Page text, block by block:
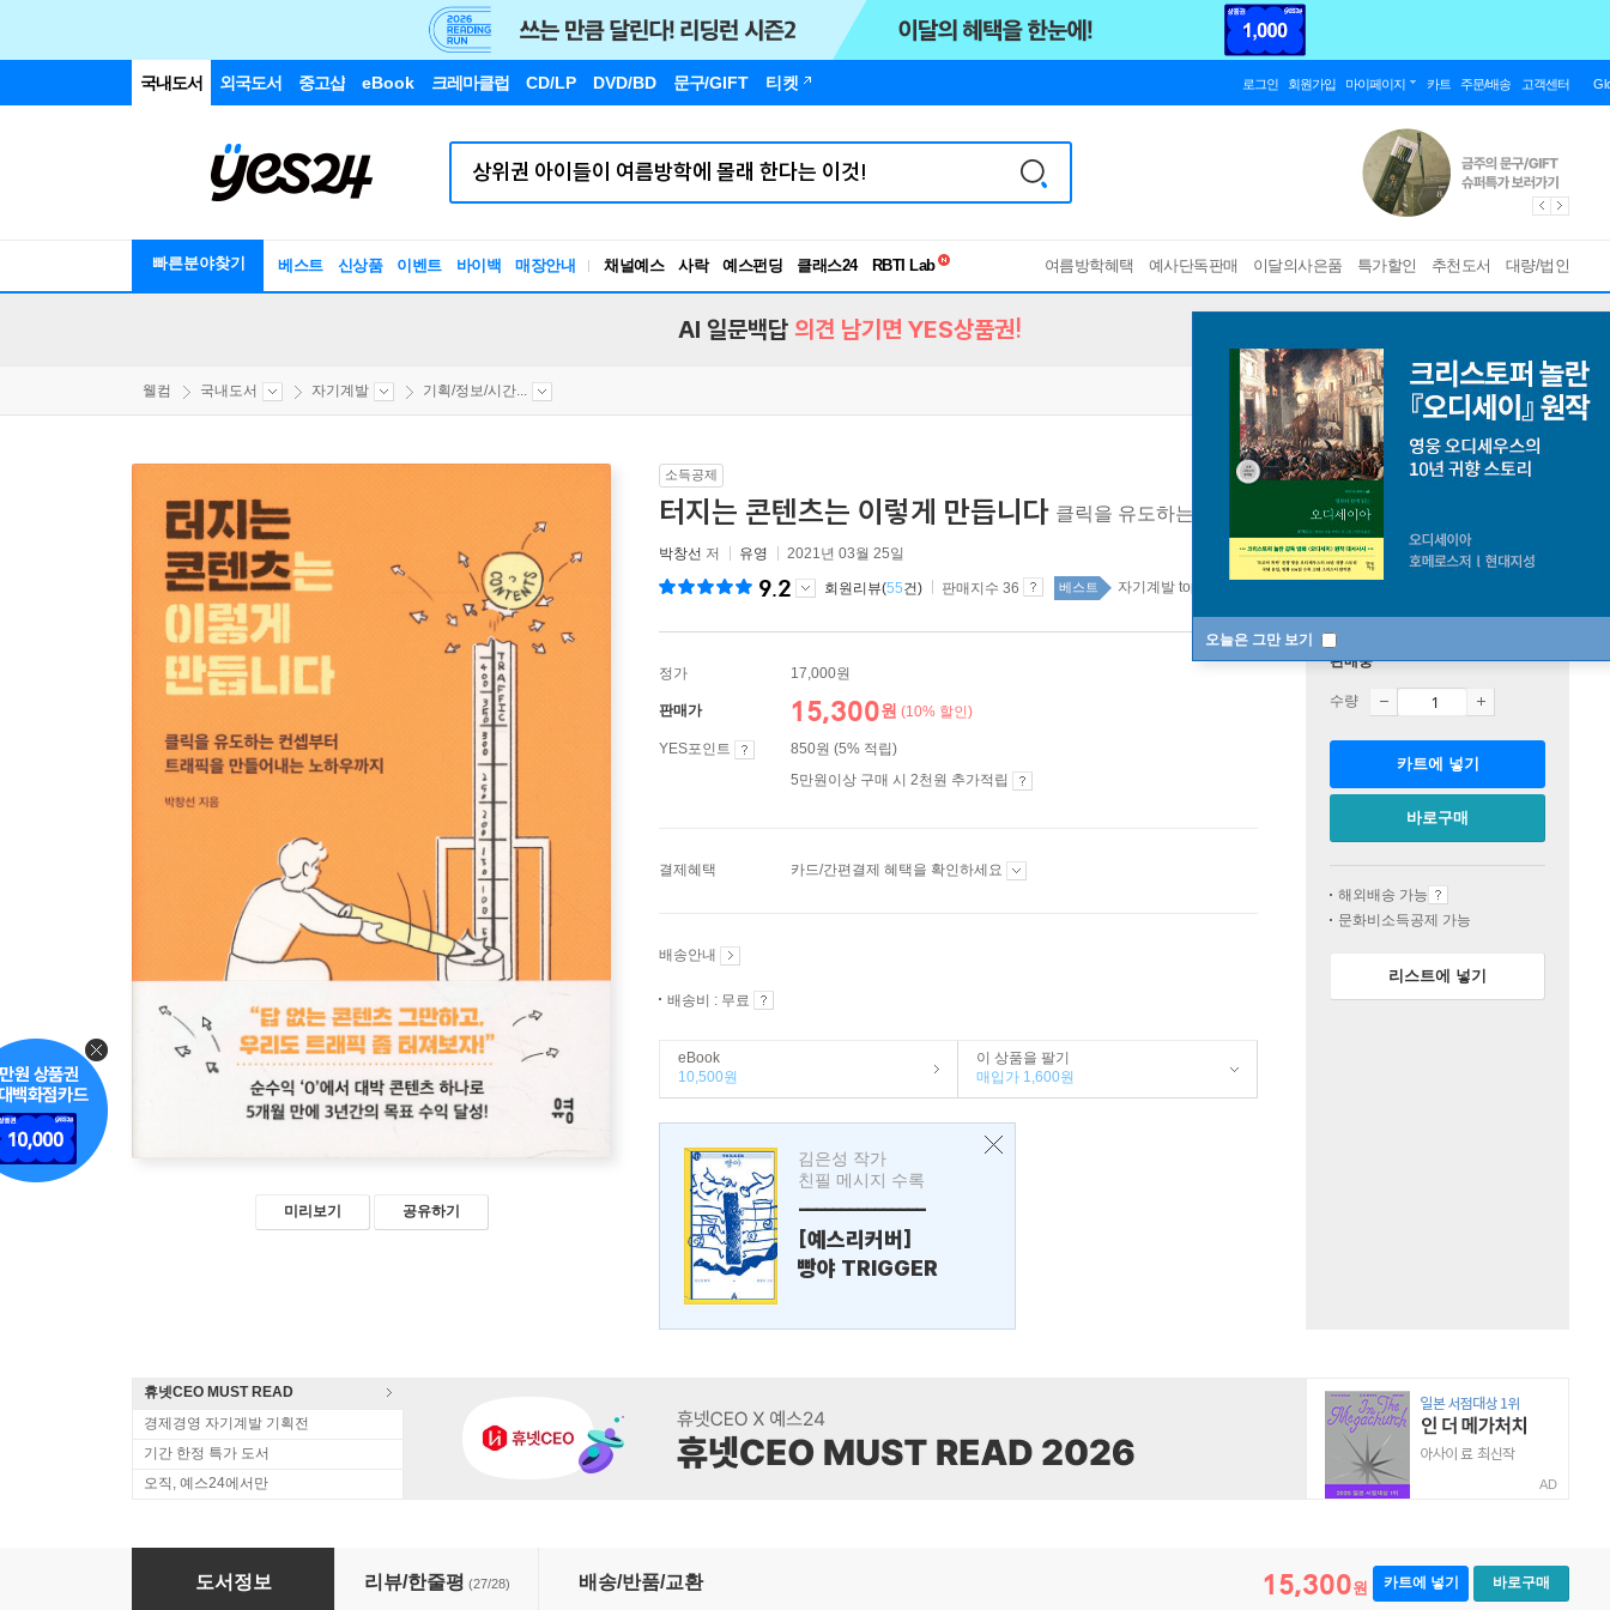
국내도서 외국도서 중고샵 eBook 크레마클럽 CD/LP DVD/BD 문구/GIFT 티켓 로그인 회원가입 마이페이지 카트 주문/배송 고객센터
빠른분야찾기 베스트 신상품 이벤트 바이백 매장안내 채널예스 사락 예스펀딩 클래스24
독서유형검사
여름방학혜택 예사단독판매 이달의사은품 특가할인 추천도서 대량/법인
오늘은 그만 보기
AI 일문백답 의견 남기면 YES상품권!
웰컴 국내도서 자기계발 기획/정보/시간...
미리보기 공유하기
소득공제
터지는 콘텐츠는 이렇게 만듭니다 클릭을 유도하는 컨셉부터 트래픽을 만들어내는 노하우까지
박창선 저 유영 2021년 03월 25일
9.2 회원리뷰(55건) 판매지수 36 베스트 자기계발 top100 2주
정가 17,000원
판매가 15,300원 (10% 할인)
YES포인트
850원 (5% 적립)
5만원이상 구매 시 2천원 추가적립
결제혜택 카드/간편결제 혜택을 확인하세요
배송안내
배송비 : 무료
eBook
10,500원
이 상품을 팔기
매입가 1,600원
김은성 작가
친필 메시지 수록
---------------
[예스리커버]
빵야 TRIGGER
판매중
수량
카트에 넣기
바로구매
해외배송 가능
문화비소득공제 가능
리스트에 넣기
휴넷CEO MUST READ
경제경영 자기계발 기획전
기간 한정 특가 도서
오직, 예스24에서만
AD
터지는 콘텐츠는 이렇게 만듭니다
도서정보 리뷰/한줄평 (27/28) 배송/반품/교환 15,300원 카트에 넣기 바로구매